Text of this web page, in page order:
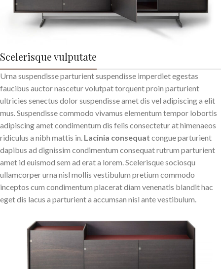
Scelerisque vulputate
Urna suspendisse parturient suspendisse imperdiet egestas
faucibus auctor nascetur volutpat torquent proin parturient
ultricies senectus dolor suspendisse amet dis vel adipiscing a elit
mus. Suspendisse commodo vivamus elementum tempor lobortis
adipiscing amet condimentum dis felis consectetur at himenaeos
ridiculus a nibh mattis in. Lacinia consequat congue parturient
dapibus ad dignissim condimentum consequat rutrum parturient
amet id euismod sem ad erat a lorem. Scelerisque sociosqu
ullamcorper urna nisl mollis vestibulum pretium commodo
inceptos cum condimentum placerat diam venenatis blandit hac
eget dis lacus a parturient a accumsan nisl ante vestibulum.